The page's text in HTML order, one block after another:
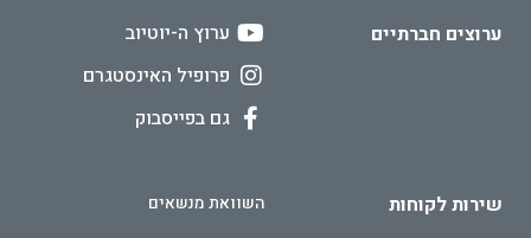
ערוצים חברתיים
ערוץ ה-יוטיוב
פרופיל האינסטגרם
גם בפייסבוק
שירות לקוחות
השוואת מנשאים